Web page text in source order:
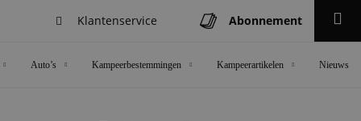
Klantenservice Abonnement
Auto’s Kampeerbestemmingen Kampeerartikelen Nieuws